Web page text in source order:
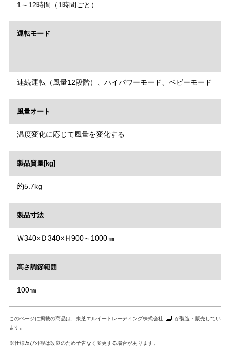
1～12時間（1時間ごと）
運転モード
連続運転（風量12段階）、ハイパワーモード、ベビーモード
風量オート
温度変化に応じて風量を変化する
製品質量[kg]
約5.7kg
製品寸法
Ｗ340×Ｄ340×Ｈ900～1000㎜
高さ調節範囲
100㎜
このページに掲載の商品は、 東芝エルイートレーディング株式会社
が製造・販売してい
ます。
※仕様及び外観は改良のため予告なく変更する場合があります。